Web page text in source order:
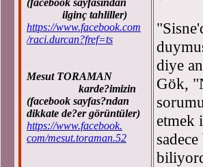
(facebook sayfasından
ilginç tahliller)
https://www.facebook.com
/raci.durcan?fref=ts
Mesut TORAMAN
karde?imizin
(facebook sayfas?ndan
dikkate de?er görüntüler)
https://www.facebook.
com/mesut.toraman.52
diye
Gök,
etmek